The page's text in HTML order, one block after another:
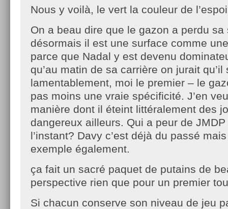
Nous y voilà, le vert la couleur de
On a beau dire que le gazon a perdu
désormais il est une surface comme
parce que Nadal y est devenu
qu’au matin de sa carrière on jurait qu’il
lamentablement, moi le premier – le
pas moins une vraie spécificité. J’en
manière dont il éteint littéralement des
dangereux ailleurs. Qui a peur de
l’instant? Davy c’est déjà du passé
exemple également.
ça fait un sacré paquet de putains de
perspective rien que pour un premier
Si chacun conserve son niveau de jeu